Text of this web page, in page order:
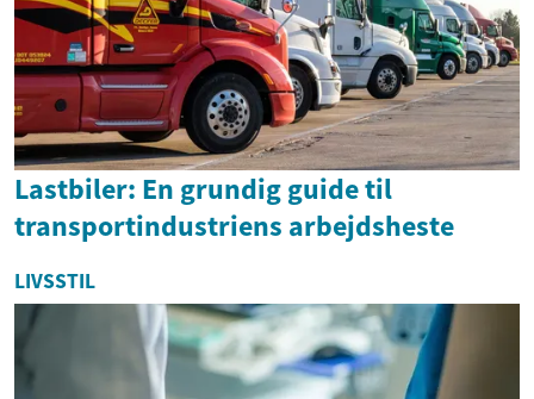
Lastbiler: En grundig guide til
transportindustriens arbejdsheste
LIVSSTIL